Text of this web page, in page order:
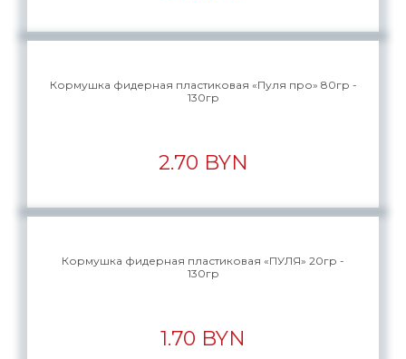
Кормушка фидерная пластиковая «Пуля про» 80гр -
130гр
2.70 BYN
Кормушка фидерная пластиковая «ПУЛЯ» 20гр -
130гр
1.70 BYN